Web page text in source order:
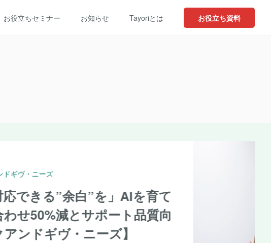
お役立ちセミナー お知らせ Tayoriとは お役立ち資料
GMOインターネット株式会社
毎月増員するも問い合わせ件数16%減
Tayoriを活用したスケーラブルな仕組み
づくり【GMOインターネット】